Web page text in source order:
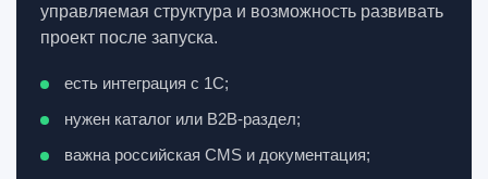
управляемая структура и возможность развивать
проект после запуска.
есть интеграция с 1С;
нужен каталог или B2B-раздел;
важна российская CMS и документация;